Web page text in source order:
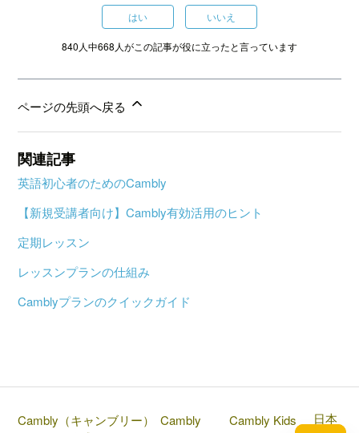
はい いいえ
840人中668人がこの記事が役に立ったと言っています
ページの先頭へ戻る
関連記事
英語初心者のためのCambly
【新規受講者向け】Cambly有効活用のヒント
定期レッスン
レッスンプランの仕組み
Camblyプランのクイックガイド
Cambly（キャンブリー）
Cambly
Cambly Kids
日本